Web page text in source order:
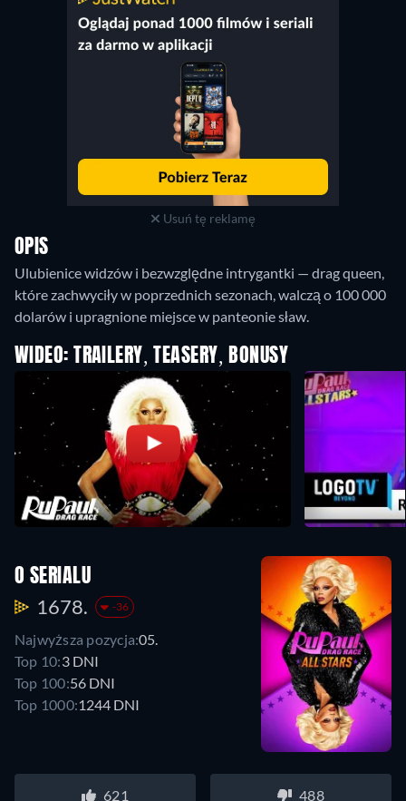
Usuń tę reklamę
OPIS
Ulubienice widzów i bezwzględne intrygantki — drag queen,
które zachwyciły w poprzednich sezonach, walczą o 100 000
dolarów i upragnione miejsce w panteonie sław.
WIDEO: TRAILERY, TEASERY, BONUSY
O SERIALU
1678. -36
Najwyższa pozycja:05.
Top 10:3 DNI
Top 100:56 DNI
Top 1000:1244 DNI
621 488